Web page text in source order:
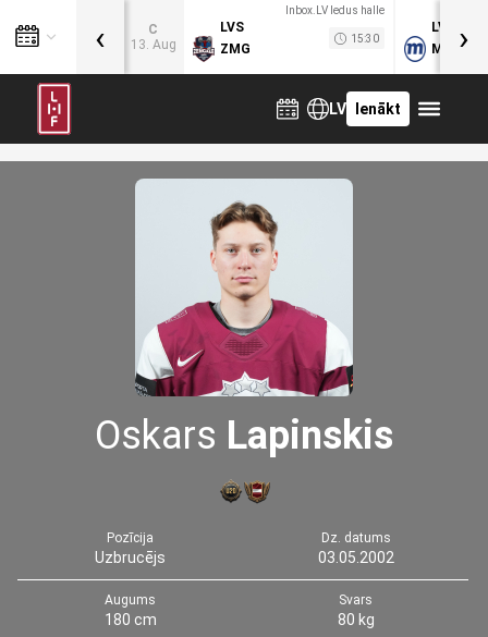
C
13. Aug
Inbox.LV ledus halle
LVS
ZMG
15:30
LVB
MOG
‹ ›
LV Ienākt
Oskars Lapinskis
Pozīcija
Uzbrucējs
Dz. datums
03.05.2002
Augums
180 cm
Svars
80 kg